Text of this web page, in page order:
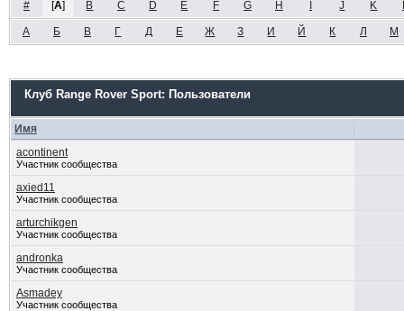
# [A] B C D E F G H J K
А Б В Г Д Е Ж З И Й К Л М
Клуб Range Rover Sport: Пользователи
Имя
acontinent
Участник сообщества
axied11
Участник сообщества
arturchikgen
Участник сообщества
andronka
Участник сообщества
Asmadey
Участник сообщества